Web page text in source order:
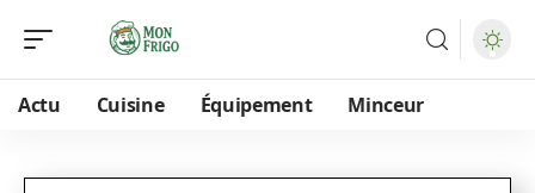
Actu Cuisine Équipement Minceur